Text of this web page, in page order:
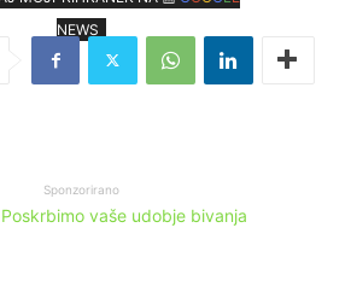
NEWS
Sponzorirano